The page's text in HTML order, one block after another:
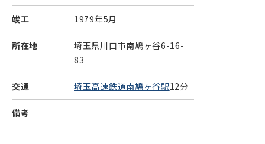
竣工 1979年5月
所在地
埼玉県川口市南鳩ヶ谷6-16-
83
交通 埼玉高速鉄道南鳩ヶ谷駅12分
備考